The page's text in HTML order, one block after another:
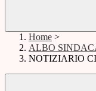
Home >
ALBO
NOTIZIARIO